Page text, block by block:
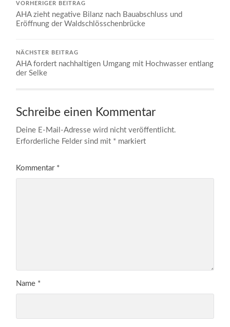
VORHERIGER BEITRAG
AHA zieht negative Bilanz nach Bauabschluss und
Eröffnung der Waldschlösschenbrücke
NÄCHSTER BEITRAG
AHA fordert nachhaltigen Umgang mit Hochwasser entlang
der Selke
Schreibe einen Kommentar
Deine E-Mail-Adresse wird nicht veröffentlicht.
Erforderliche Felder sind mit * markiert
Kommentar *
Name *